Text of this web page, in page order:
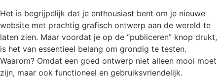
Het is begrijpelijk dat je enthousiast bent om je nieuwe
website met prachtig grafisch ontwerp aan de wereld te
laten zien. Maar voordat je op de “publiceren” knop drukt,
is het van essentieel belang om grondig te testen.
Waarom? Omdat een goed ontwerp niet alleen mooi moet
zijn, maar ook functioneel en gebruiksvriendelijk.